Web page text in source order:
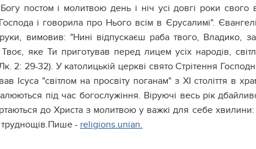
постом і молитвою день і ніч усі довгі роки свого
і говорила про Нього всім в Єрусалимі".
вимовив: "Нині відпускаєш раба твого, Владико,
Твоє, яке Ти приготував перед лицем усіх народів,
2: 29-32). У католицькій церкві свято Стрітення
Ісуса "світлом на просвіту поганам" з XI століття в
під час богослужіння. Віруючі весь рік
до Христа з молитвою у важкі для себе хвилини:
труднощів.Пише - religions.unian.